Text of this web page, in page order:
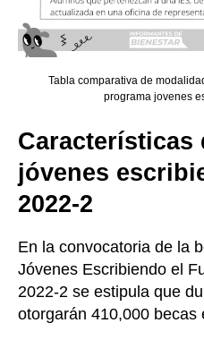
Tabla comparativa de
programa jovenes
Características
jóvenes
2022-2
En la convocatoria de la
Jóvenes Escribiendo el
2022-2 se estipula que
otorgarán 410,000 becas